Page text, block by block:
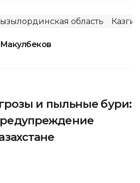
область
и пыльные бури: